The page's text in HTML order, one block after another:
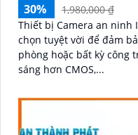
30%
1,980,000 ₫
Thiết bị Camera an ninh
chọn tuyệt vời để đảm
phòng hoặc bất kỳ công trình nào. Với
sáng hơn CMOS,...